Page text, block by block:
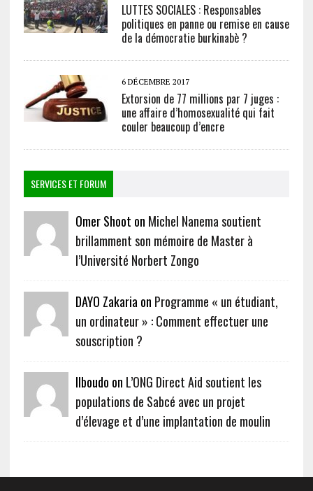
LUTTES SOCIALES : Responsables
politiques en panne ou remise en cause
de la démocratie burkinabè ?
6 DÉCEMBRE 2017
Extorsion de 77 millions par 7 juges :
une affaire d’homosexualité qui fait
couler beaucoup d’encre
SERVICES ET FORUM
Omer Shoot on Michel Nanema soutient
brillamment son mémoire de Master à
l’Université Norbert Zongo
DAYO Zakaria on Programme « un étudiant,
un ordinateur » : Comment effectuer une
souscription ?
Ilboudo on L’ONG Direct Aid soutient les
populations de Sabcé avec un projet
d’élevage et d’une implantation de moulin